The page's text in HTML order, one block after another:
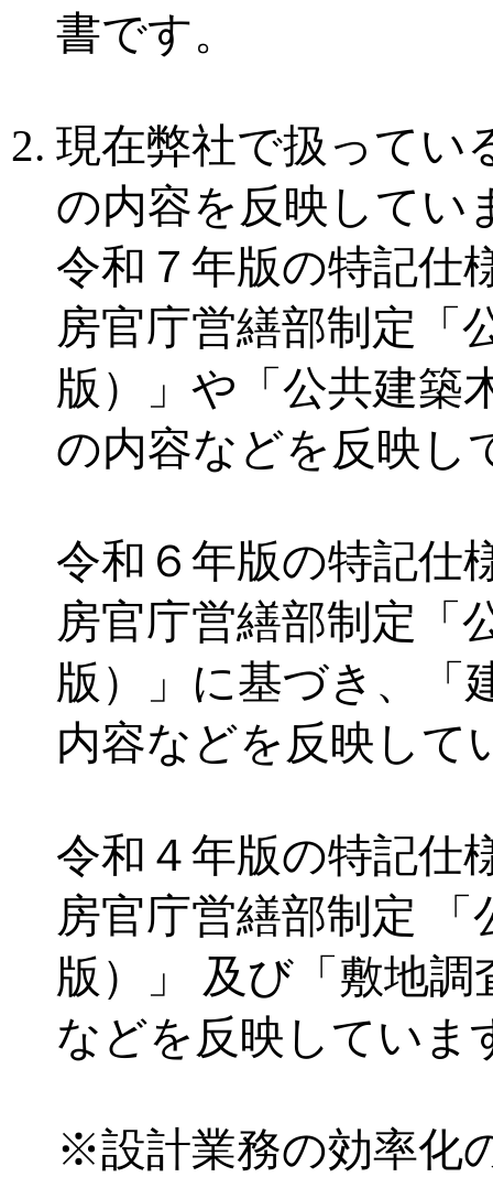
書です。
現在弊社で扱ってい
の内容を反映してい
令和７年版の特記仕
房官庁営繕部制定「
版）」や「公共建築
の内容などを反映し
令和６年版の特記仕
房官庁営繕部制定「
版）」に基づき、「
内容などを反映して
令和４年版の特記仕
房官庁営繕部制定
版）」 及び「敷地
などを反映していま
※設計業務の効率化